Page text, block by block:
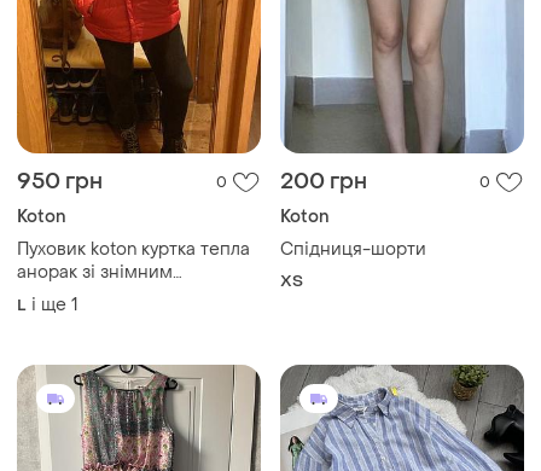
950 грн 0
Koton
Пуховик koton куртка тепла
анорак зі знімним
капюшоном лижна куртка
L і ще 1
200 грн 0
Koton
Спідниця-шорти
ХS